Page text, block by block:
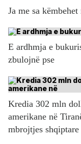
Ja me sa
E ardhmja e
zbulojnë pse
Kredia 302 mln
amerikane në
mbrojtjes shqiptare